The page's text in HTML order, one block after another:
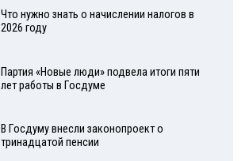
Что нужно знать о начислении налогов в
2026 году
Партия «Новые люди» подвела итоги пяти
лет работы в Госдуме
В Госдуму внесли законопроект о
тринадцатой пенсии